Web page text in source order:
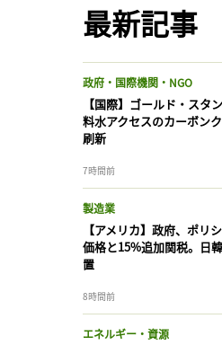
最新記事
政府・国際機関・NGO
【国際】ゴールド・スタ
料水アクセスのカーボン
刷新
7時間前
製造業
【アメリカ】政府、ポリ
価格と15%追加関税。日
置
8時間前
エネルギー・資源